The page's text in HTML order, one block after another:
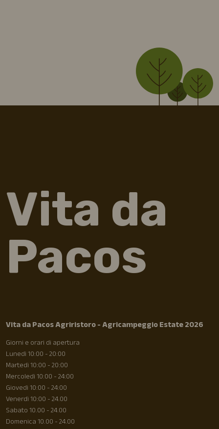
Vita da
Pacos
Vita da Pacos Agriristoro - Agricampeggio Estate 2026
Giorni e orari di apertura
Lunedì 10:00 - 20:00
Martedì 10:00 - 20:00
Mercoledì 10:00 - 24:00
Giovedì 10:00 - 24:00
Venerdì 10:00 - 24.00
Sabato 10.00 - 24.00
Domenica 10.00 - 24.00